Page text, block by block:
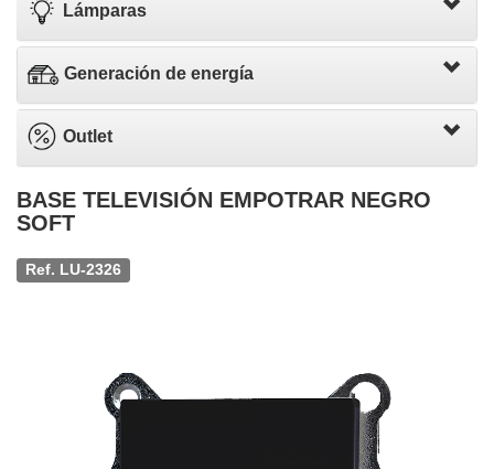
Lámparas
Generación de energía
Outlet
BASE TELEVISIÓN EMPOTRAR NEGRO
SOFT
Ref. LU-2326